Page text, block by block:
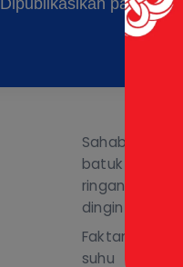
Dipublikasikan pada: 03
Sahabat
batuk atau
ringan selalu
dingin bisa
Faktanya,
suhu air